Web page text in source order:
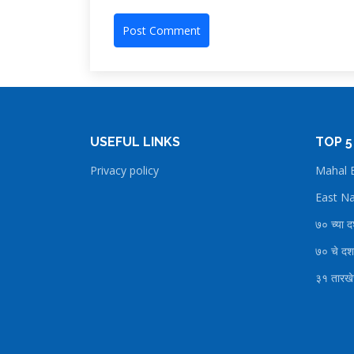
USEFUL LINKS
Privacy policy
TOP
Mahal
७० च्या
७० चे